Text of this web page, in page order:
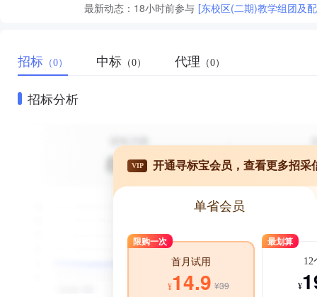
最新动态： 18小时前参与 [东校区(二期)教学组团及
招标 （0） 中标 （0） 代理 （0）
招标分析
VIP 开通寻标宝会员，查看更多招采
单省会员
限购一次
首月试用
¥14.9 ¥39
最划算
12
¥